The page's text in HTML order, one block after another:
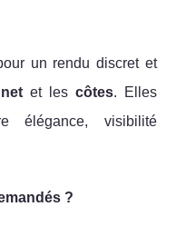
un rendu discret et
et les côtes. Elles
élégance, visibilité
?